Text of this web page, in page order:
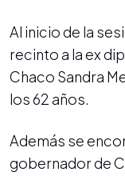
Al inicio de la
recinto a la ex
Chaco Sandra
los 62 años.
Además se
gobernador de